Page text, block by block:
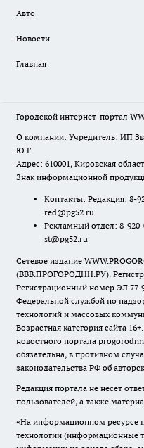
Авто
Новости
Главная
Городской интернет-портал
О компании: Учредитель: ИП
Ю.Г.
Адрес: 610001, Кировская
Знак информационной
Контакты: Редакция: 8-
red@pg52.ru
Рекламный отдел: 8-
st@pg52.ru
Сетевое издание
(ВВВ.ПРОГОРОДНН.РУ).
Регистрационный номер ЭЛ 77-
Федеральной службой по
технологий и массовых
Возрастная категория сайта
новостного портала
обязательна, в противном
законодательства РФ об
Редакция портала не несет
пользователей, а также
«На информационном ресурсе
технологии (информационные